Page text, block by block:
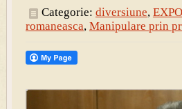
Categorie: diversiune,
romaneasca, Manipulare prin